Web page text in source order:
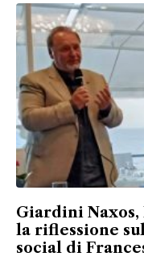
Giardini
la riflessione
social di